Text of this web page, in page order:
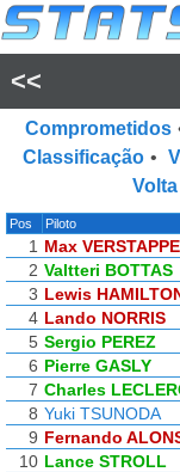
<<
Comprometidos
Classificação •
Pos Piloto
1 Max
2 Valtteri BOTTAS
3 Lewis
4 Lando NORRIS
5 Sergio PEREZ
6 Pierre GASLY
7 Charles
8 Yuki TSUNODA
9 Fernando
10 Lance STROLL